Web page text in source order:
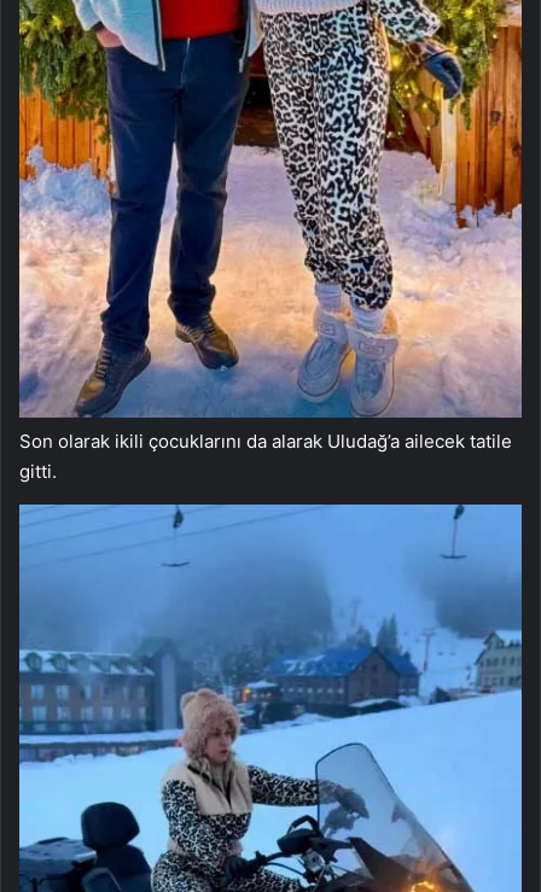
Son olarak ikili çocuklarını da alarak Uludağ’a ailecek tatile
gitti.